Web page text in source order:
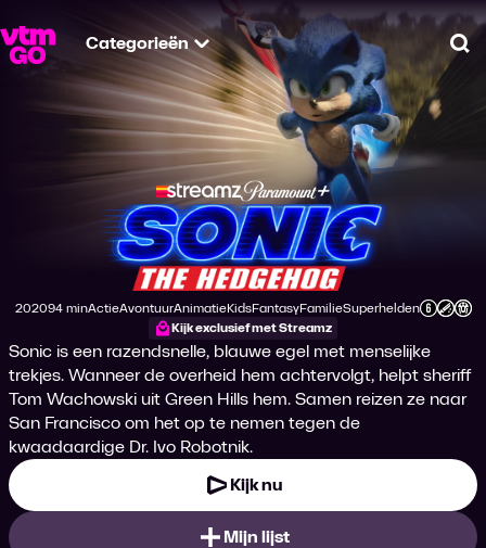
Categorieën
Sonic the
Productiejaar
2020
Tijdsduur
94 min
Genre
Actie
Genre
Avontuur
Genre
Animatie
Genre
Kids
Genre
Fantasy
Genre
Familie
Genre
Superhelden
Leeftijdsclassificatie
Kijk exclusief met Streamz
Sonic is een razendsnelle, blauwe egel met menselijke
trekjes. Wanneer de overheid hem achtervolgt, helpt sheriff
Tom Wachowski uit Green Hills hem. Samen reizen ze naar
San Francisco om het op te nemen tegen de
kwaadaardige Dr. Ivo Robotnik.
Kijk nu
Mijn lijst